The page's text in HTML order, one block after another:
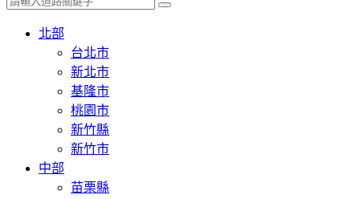
北部
台北市
新北市
基隆市
桃園市
新竹縣
新竹市
中部
苗栗縣